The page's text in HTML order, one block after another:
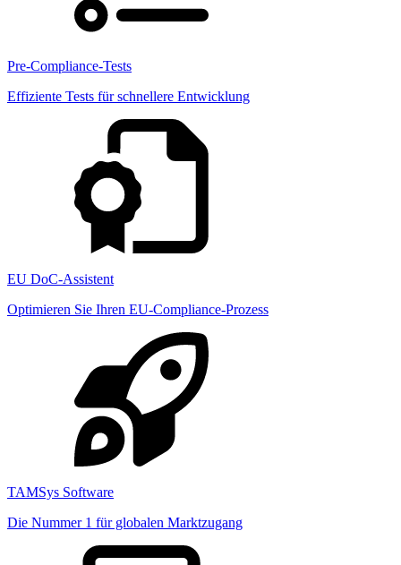
Pre-Compliance-Tests
Effiziente Tests für schnellere Entwicklung
EU DoC-Assistent
Optimieren Sie Ihren EU-Compliance-Prozess
TAMSys Software
Die Nummer 1 für globalen Marktzugang